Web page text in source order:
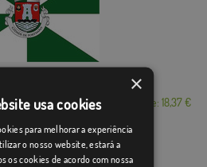
Desde: 18,37 €
×
usa cookies
para melhorar a experiência
o nosso website, estará a
os cookies de acordo com nossa